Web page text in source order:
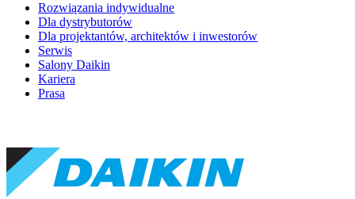
Rozwiązania indywidualne
Dla dystrybutorów
Dla projektantów, architektów i inwestorów
Serwis
Salony Daikin
Kariera
Prasa